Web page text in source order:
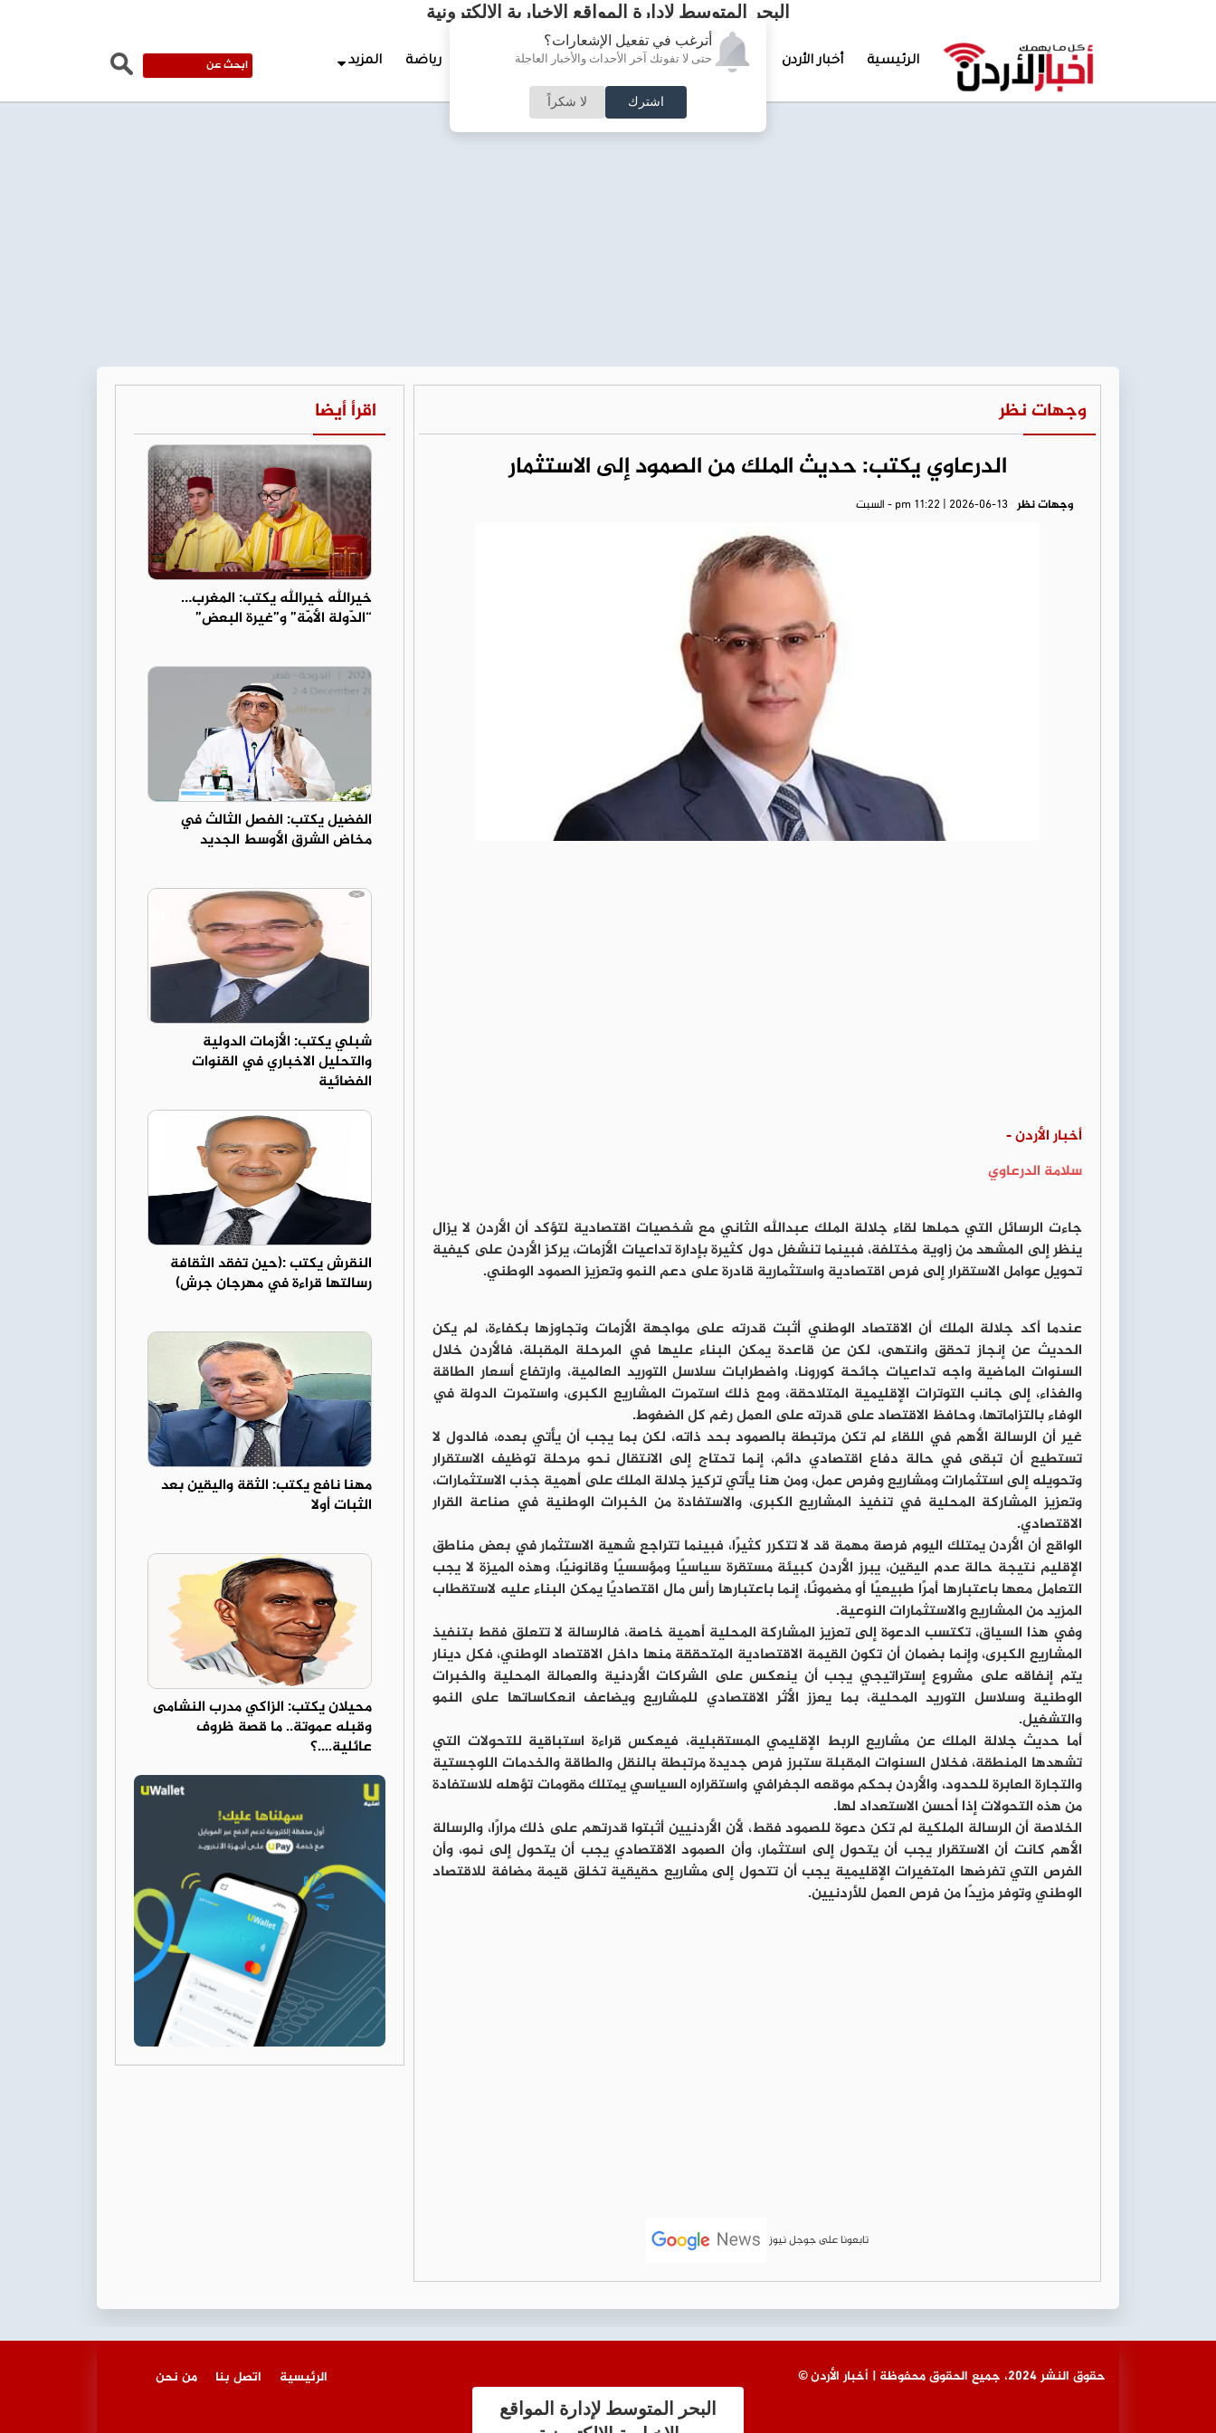
أترغب في تفعيل الإشعارات؟
حتى لا تفوتك آخر الأحداث والأخبار العاجلة
اشترك لا شكراً
البحر المتوسط لإدارة المواقع الإخبارية الالكترونية
الرئيسية أخبار الأردن تغطيات خاصة لقاء الأسبوع جرائم وحوادث رياضة المزيد
وجهات نظر
الدرعاوي يكتب: حديث الملك من الصمود إلى الاستثمار
وجهات نظر pm 11:22 | 2026-06-13 - السبت
أخبار الأردن -
سلامة الدرعاوي
جاءت الرسائل التي حملها لقاء جلالة الملك عبدالله الثاني مع شخصيات اقتصادية لتؤكد أن الأردن لا يزال
ينظر إلى المشهد من زاوية مختلفة، فبينما تنشغل دول كثيرة بإدارة تداعيات الأزمات، يركز الأردن على كيفية
تحويل عوامل الاستقرار إلى فرص اقتصادية واستثمارية قادرة على دعم النمو وتعزيز الصمود الوطني.
عندما أكد جلالة الملك أن الاقتصاد الوطني أثبت قدرته على مواجهة الأزمات وتجاوزها بكفاءة، لم يكن
الحديث عن إنجاز تحقق وانتهى، لكن عن قاعدة يمكن البناء عليها في المرحلة المقبلة، فالأردن خلال
السنوات الماضية واجه تداعيات جائحة كورونا، واضطرابات سلاسل التوريد العالمية، وارتفاع أسعار الطاقة
والغذاء، إلى جانب التوترات الإقليمية المتلاحقة، ومع ذلك استمرت المشاريع الكبرى، واستمرت الدولة في
الوفاء بالتزاماتها، وحافظ الاقتصاد على قدرته على العمل رغم كل الضغوط.
غير أن الرسالة الأهم في اللقاء لم تكن مرتبطة بالصمود بحد ذاته، لكن بما يجب أن يأتي بعده، فالدول لا
تستطيع أن تبقى في حالة دفاع اقتصادي دائم، إنما تحتاج إلى الانتقال نحو مرحلة توظيف الاستقرار
وتحويله إلى استثمارات ومشاريع وفرص عمل، ومن هنا يأتي تركيز جلالة الملك على أهمية جذب الاستثمارات،
وتعزيز المشاركة المحلية في تنفيذ المشاريع الكبرى، والاستفادة من الخبرات الوطنية في صناعة القرار
الاقتصادي.
الواقع أن الأردن يمتلك اليوم فرصة مهمة قد لا تتكرر كثيرًا، فبينما تتراجع شهية الاستثمار في بعض مناطق
الإقليم نتيجة حالة عدم اليقين، يبرز الأردن كبيئة مستقرة سياسيًا ومؤسسيًا وقانونيًا، وهذه الميزة لا يجب
التعامل معها باعتبارها أمرًا طبيعيًا أو مضمونًا، إنما باعتبارها رأس مال اقتصاديًا يمكن البناء عليه لاستقطاب
المزيد من المشاريع والاستثمارات النوعية.
وفي هذا السياق، تكتسب الدعوة إلى تعزيز المشاركة المحلية أهمية خاصة، فالرسالة لا تتعلق فقط بتنفيذ
المشاريع الكبرى، وإنما بضمان أن تكون القيمة الاقتصادية المتحققة منها داخل الاقتصاد الوطني، فكل دينار
يتم إنفاقه على مشروع إستراتيجي يجب أن ينعكس على الشركات الأردنية والعمالة المحلية والخبرات
الوطنية وسلاسل التوريد المحلية، بما يعزز الأثر الاقتصادي للمشاريع ويضاعف انعكاساتها على النمو
والتشغيل.
أما حديث جلالة الملك عن مشاريع الربط الإقليمي المستقبلية، فيعكس قراءة استباقية للتحولات التي
تشهدها المنطقة، فخلال السنوات المقبلة ستبرز فرص جديدة مرتبطة بالنقل والطاقة والخدمات اللوجستية
والتجارة العابرة للحدود، والأردن بحكم موقعه الجغرافي واستقراره السياسي يمتلك مقومات تؤهله للاستفادة
من هذه التحولات إذا أحسن الاستعداد لها.
الخلاصة أن الرسالة الملكية لم تكن دعوة للصمود فقط، لأن الأردنيين أثبتوا قدرتهم على ذلك مرارًا، والرسالة
الأهم كانت أن الاستقرار يجب أن يتحول إلى استثمار، وأن الصمود الاقتصادي يجب أن يتحول إلى نمو، وأن
الفرص التي تفرضها المتغيرات الإقليمية يجب أن تتحول إلى مشاريع حقيقية تخلق قيمة مضافة للاقتصاد
الوطني وتوفر مزيدًا من فرص العمل للأردنيين.
تابعونا على جوجل نيوز
اقرأ أيضا
خيرالله خيرالله يكتب: المغرب…
“الدّولة الأمّة” و”غيرة البعض”
الفضيل يكتب: الفصل الثالث في
مخاض الشرق الأوسط الجديد
شبلي يكتب: الأزمات الدولية
والتحليل الاخباري في القنوات
الفضائية
النقرش يكتب :(حين تفقد الثقافة
رسالتها قراءة في مهرجان جرش)
مهنا نافع يكتب: الثقة واليقين بعد
الثبات أولا
محيلان يكتب: الزاكي مدرب النشامى
وقبله عموتة.. ما قصة ظروف
عائلية....؟
© حقوق النشر 2024، جميع الحقوق محفوظة | أخبار الأردن من نحن اتصل بنا الرئيسية
البحر المتوسط لإدارة المواقع